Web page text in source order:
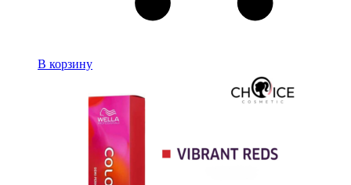
В корзину